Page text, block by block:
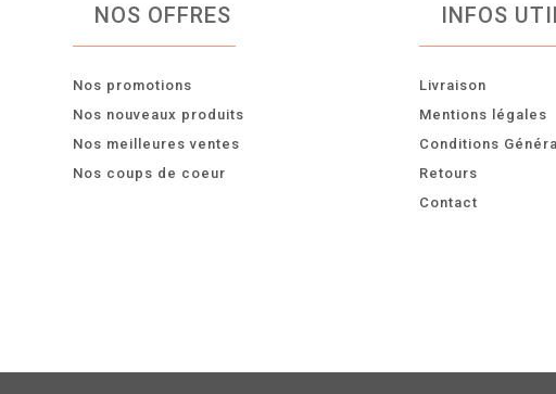
NOS OFFRES
Nos promotions
Nos nouveaux produits
Nos meilleures ventes
Nos coups de coeur
INFOS
Livraison
Mentions légales
Conditions
Retours
Contact